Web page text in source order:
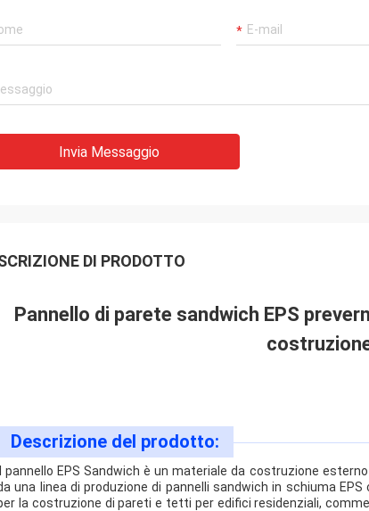
Invia Messaggio
DI PRODOTTO
Pannello di parete sandwich EPS
Descrizione del prodotto:
pannello EPS Sandwich è un materiale da costruzione
una linea di produzione di pannelli sandwich in schiuma
la costruzione di pareti e tetti per edifici residenziali,